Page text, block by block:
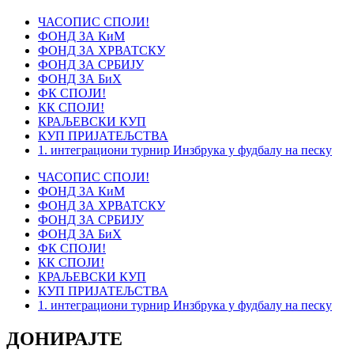
ЧАСОПИС СПОЈИ!
ФОНД ЗА КиМ
ФОНД ЗА ХРВАТСКУ
ФОНД ЗА СРБИЈУ
ФОНД ЗА БиХ
ФК СПОЈИ!
КК СПОЈИ!
КРАЉЕВСКИ КУП
КУП ПРИЈАТЕЉСТВА
1. интеграциони турнир Инзбрука у фудбалу на песку
ЧАСОПИС СПОЈИ!
ФОНД ЗА КиМ
ФОНД ЗА ХРВАТСКУ
ФОНД ЗА СРБИЈУ
ФОНД ЗА БиХ
ФК СПОЈИ!
КК СПОЈИ!
КРАЉЕВСКИ КУП
КУП ПРИЈАТЕЉСТВА
1. интеграциони турнир Инзбрука у фудбалу на песку
ДОНИРАЈТЕ